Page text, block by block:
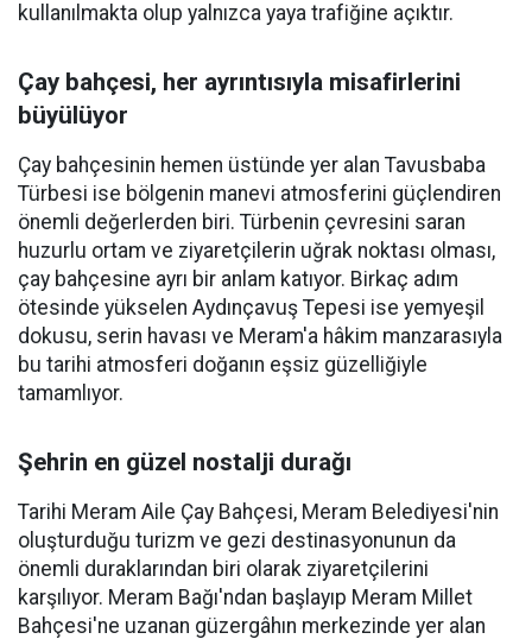
kullanılmakta olup yalnızca yaya trafiğine açıktır.
Çay bahçesi, her ayrıntısıyla misafirlerini
büyülüyor
Çay bahçesinin hemen üstünde yer alan Tavusbaba
Türbesi ise bölgenin manevi atmosferini güçlendiren
önemli değerlerden biri. Türbenin çevresini saran
huzurlu ortam ve ziyaretçilerin uğrak noktası olması,
çay bahçesine ayrı bir anlam katıyor. Birkaç adım
ötesinde yükselen Aydınçavuş Tepesi ise yemyeşil
dokusu, serin havası ve Meram'a hâkim manzarasıyla
bu tarihi atmosferi doğanın eşsiz güzelliğiyle
tamamlıyor.
Şehrin en güzel nostalji durağı
Tarihi Meram Aile Çay Bahçesi, Meram Belediyesi'nin
oluşturduğu turizm ve gezi destinasyonunun da
önemli duraklarından biri olarak ziyaretçilerini
karşılıyor. Meram Bağı'ndan başlayıp Meram Millet
Bahçesi'ne uzanan güzergâhın merkezinde yer alan